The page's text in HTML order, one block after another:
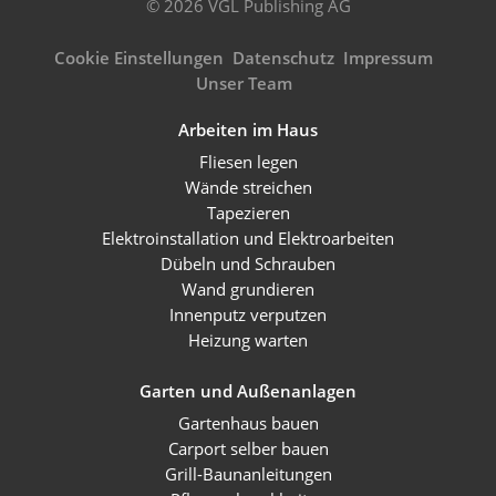
© 2026 VGL Publishing AG
Cookie Einstellungen Datenschutz Impressum
Unser Team
Arbeiten im Haus
Fliesen legen
Wände streichen
Tapezieren
Elektroinstallation und Elektroarbeiten
Dübeln und Schrauben
Wand grundieren
Innenputz verputzen
Heizung warten
Garten und Außenanlagen
Gartenhaus bauen
Carport selber bauen
Grill-Baunanleitungen